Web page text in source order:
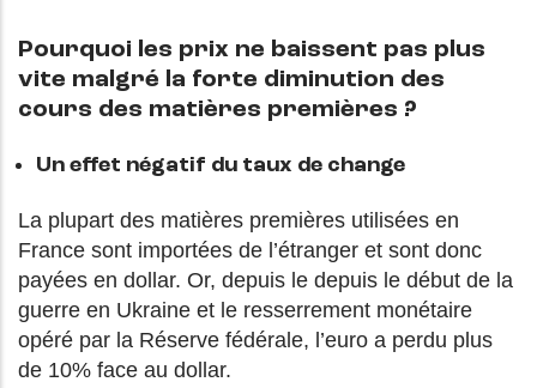
Pourquoi les prix ne baissent pas plus
vite malgré la forte diminution des
cours des matières premières ?
Un effet négatif du taux de change
La plupart des matières premières utilisées en
France sont importées de l’étranger et sont donc
payées en dollar. Or, depuis le depuis le début de la
guerre en Ukraine et le resserrement monétaire
opéré par la Réserve fédérale, l’euro a perdu plus
de 10% face au dollar.